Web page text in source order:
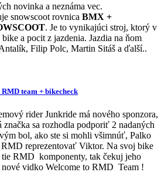
novinka a neznáma vec.
snowscoot rovnica BMX +
. Je to vynikajúci stroj, ktorý v
a pocit z jazdenia. Jazdia na ňom
Filip Polc, Martin Sitáš a ďalší..
team + bikecheck
rider Junkride má nového sponzora,
sa rozhodla podporiť 2 nadaných
bol, ako ste si mohli všimnúť, Palko
reprezentovať Viktor. Na svoj bike
RMD komponenty, tak čekuj jeho
nové vidko Welcome to RMD Team !